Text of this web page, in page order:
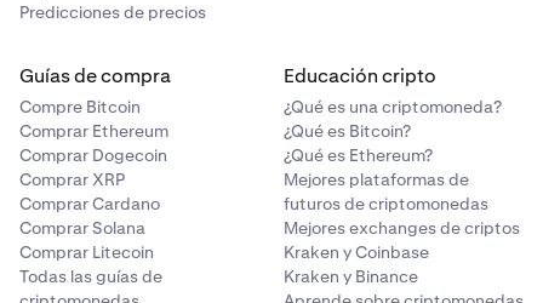
Predicciones de precios
Guías de compra
Compre Bitcoin
Comprar Ethereum
Comprar Dogecoin
Comprar XRP
Comprar Cardano
Comprar Solana
Comprar Litecoin
Todas las guías de
Educación cripto
¿Qué es una criptomoneda?
¿Qué es Bitcoin?
¿Qué es Ethereum?
Mejores plataformas de
futuros de criptomonedas
Mejores exchanges de criptos
Kraken y Coinbase
Kraken y Binance